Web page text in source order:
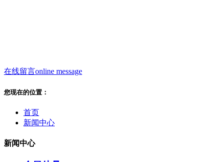
在线留言online message
您现在的位置：
首页
新闻中心
新闻中心